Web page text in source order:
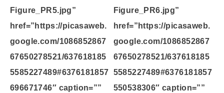
Figure_PR5.jpg”
href=”https://picasaweb.
google.com/1086852867
67650278521/637618185
5585227489#6376181857
696671746″ caption=””
Figure_PR6.jpg”
href=”https://picasaweb.
google.com/1086852867
67650278521/637618185
5585227489#6376181857
550538306″ caption=””